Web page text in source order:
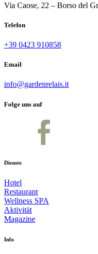
Via Caose, 22 – Borso del
Telefon
+39 0423 910858
Email
info@gardenrelais.it
Folge uns auf
Dienste
Hotel
Restaurant
Wellness SPA
Aktivität
Magazine
Info